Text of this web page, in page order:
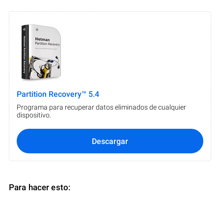
Partition Recovery™ 5.4
Programa para recuperar datos eliminados de cualquier
dispositivo.
Descargar
Para hacer esto: